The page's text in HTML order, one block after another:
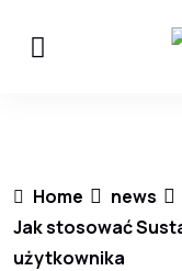
Home
news
Jak stosować
użytkownika